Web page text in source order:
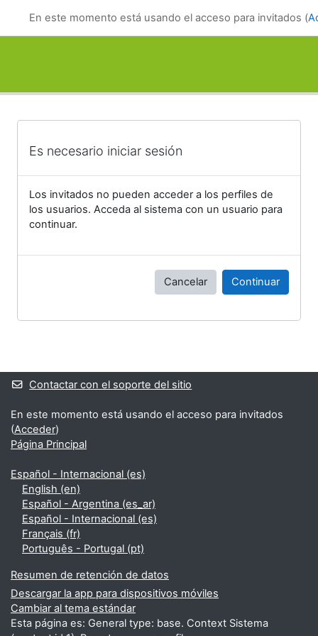
En este momento está usando el acceso para invitados (
Es necesario iniciar sesión
Los invitados no pueden acceder a los perfiles de
los usuarios. Acceda al sistema con un usuario para
continuar.
Cancelar Continuar
Bloques suplementarios
Contactar con el soporte del sitio
En este momento está usando el acceso para invitados
(Acceder)
Página Principal
Español - Internacional ‎(es)‎
English ‎(en)‎
Español - Argentina ‎(es_ar)‎
Español - Internacional ‎(es)‎
Français ‎(fr)‎
Português - Portugal ‎(pt)‎
Resumen de retención de datos
Descargar la app para dispositivos móviles
Cambiar al tema estándar
Esta página es: General type: base. Context Sistema